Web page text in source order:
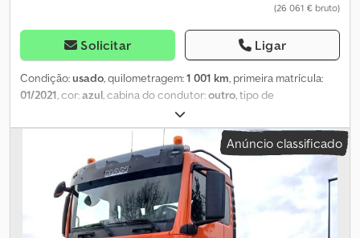
(26 061 € bruto)
Solicitar Ligar
Condição:usado, quilometragem:1 001 km, primeira matrícula:
01/2021 , cor:azul , cabina do condutor:outro , tipo de
, comprimento do espaço de carga:
largura do espaço de carga:2 420 mm, altura do espaço de carga:
, Ano de fabrico:2021, Localização do veículo:
Bovenden. Superestrutura: Superestrutura basculante de três
lados da Meiller, com paredes laterais em alumínio. Comprimento
total: 6940 mm. Comprimento total do chassi auxiliar: 6490 mm.
Largura do chassi na parte frontal: 900 mm. Largura do chassi na
parte traseira: 850 mm. Dkjdpfx Aozmy Ilsqpsr INFORMAÇÕES
Anúncio classificado